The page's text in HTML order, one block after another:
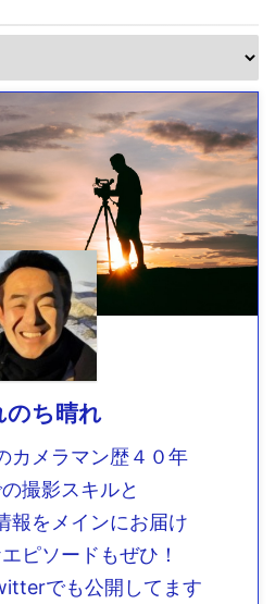
のち晴れ
カメラマン歴４０年
撮影スキルと
報をメインにお届け
ピソードもぜひ！
でも公開してます